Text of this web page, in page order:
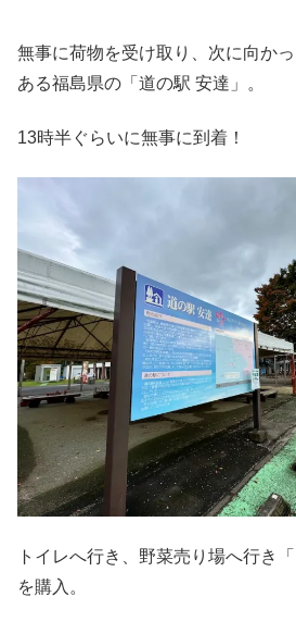
無事に荷物を受け取り、次に向か
ある福島県の「道の駅 安達」。
13時半ぐらいに無事に到着！
トイレへ行き、野菜売り場へ行き
を購入。